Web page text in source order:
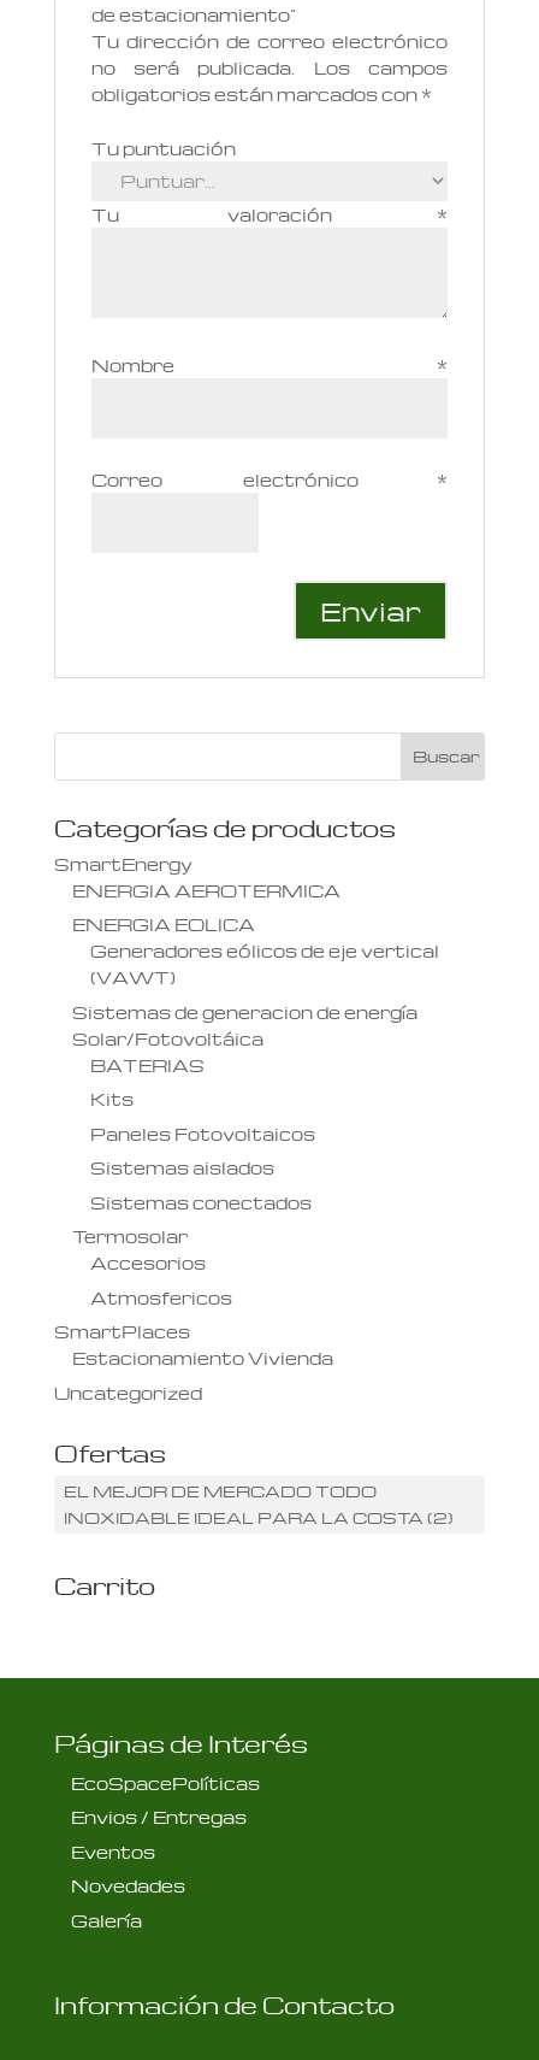
de estacionamiento”
Tu dirección de correo electrónico
no será publicada.
Los campos
obligatorios están marcados con *
Tu puntuación
Tu valoración *
Nombre *
Correo electrónico *
Categorías de productos
SmartEnergy
ENERGIA AEROTERMICA
ENERGIA EOLICA
Generadores eólicos de eje vertical
(VAWT)
Sistemas de generacion de energía
Solar/Fotovoltáica
BATERIAS
Kits
Paneles Fotovoltaicos
Sistemas aislados
Sistemas conectados
Termosolar
Accesorios
Atmosfericos
SmartPlaces
Estacionamiento Vivienda
Uncategorized
Ofertas
EL MEJOR DE MERCADO TODO
INOXIDABLE IDEAL PARA LA COSTA (2)
Carrito
Páginas de Interés
EcoSpacePolíticas
Envios / Entregas
Eventos
Novedades
Galería
Información de Contacto